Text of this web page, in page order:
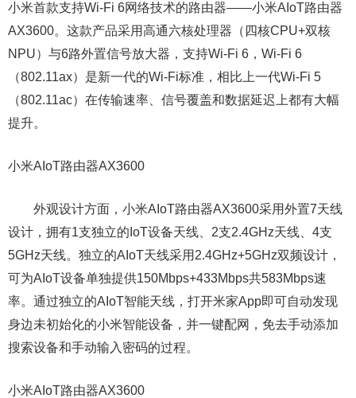
小米首款支持Wi-Fi 6网络技术的路由器——小米AIoT路由器
AX3600。这款产品采用高通六核处理器（四核CPU+双核
NPU）与6路外置信号放大器，支持Wi-Fi 6，Wi-Fi 6
（802.11ax）是新一代的Wi-Fi标准，相比上一代Wi-Fi 5
（802.11ac）在传输速率、信号覆盖和数据延迟上都有大幅
提升。
小米AIoT路由器AX3600
外观设计方面，小米AIoT路由器AX3600采用外置7天线
设计，拥有1支独立的IoT设备天线、2支2.4GHz天线、4支
5GHz天线。独立的AIoT天线采用2.4GHz+5GHz双频设计，
可为AIoT设备单独提供150Mbps+433Mbps共583Mbps速
率。通过独立的AIoT智能天线，打开米家App即可自动发现
身边未初始化的小米智能设备，并一键配网，免去手动添加
搜索设备和手动输入密码的过程。
小米AIoT路由器AX3600